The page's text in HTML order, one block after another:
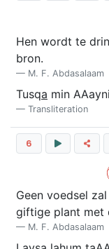
Hen wordt te
bron.
M. F. Abdasalaam
Tusqa min
Transliteration
6
Geen voedsel
giftige plant met
M. F. Abdasalaam